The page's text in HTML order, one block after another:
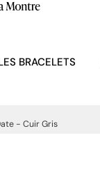
BRACELETS
- Cuir Gris